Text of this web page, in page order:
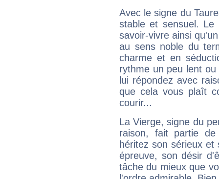
Avec le signe du
stable et sensuel.
savoir-vivre ainsi
au sens noble du
charme et en
rythme un peu lent
lui répondez avec
que cela vous plaît
courir...
La Vierge, signe du
raison, fait partie
héritez son sérieux
épreuve, son désir
tâche du mieux que